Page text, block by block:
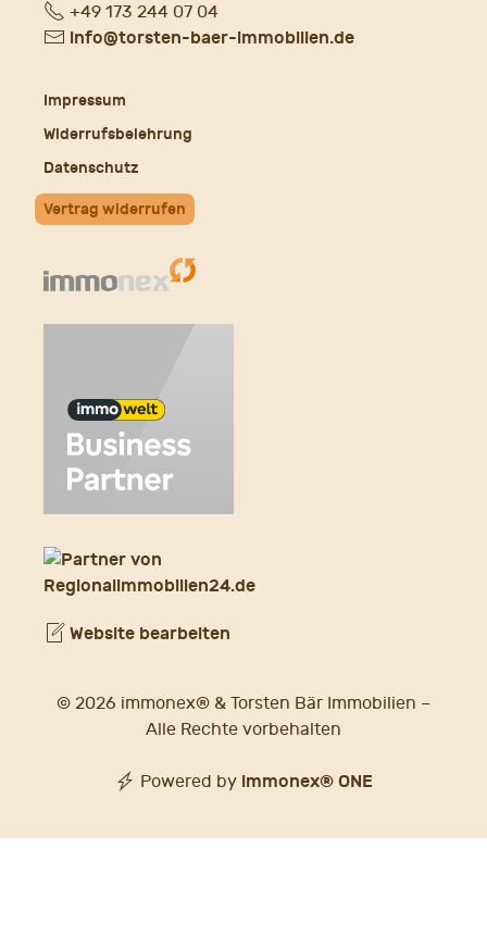
Fon+49 173 244 07 04
E- info@torsten-baer-immobilien.de
Impressum
Widerrufsbelehrung
Datenschutz
Vertrag widerrufen
Website bearbeiten
© 2026 immonex® & Torsten Bär Immobilien –
Alle Rechte vorbehalten
Powered by immonex® ONE